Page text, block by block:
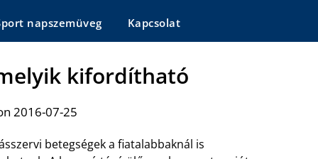
napszemüveg Kapcsolat
kifordítható
2016-07-25
betegségek a fiatalabbaknál is